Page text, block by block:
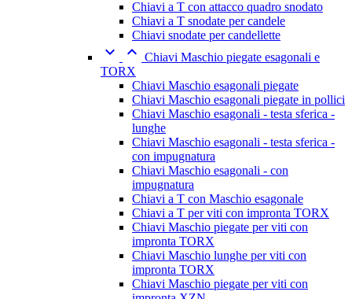
Chiavi a T con attacco quadro snodato
Chiavi a T snodate per candele
Chiavi snodate per candellette
  Chiavi Maschio piegate esagonali e
TORX
Chiavi Maschio esagonali piegate
Chiavi Maschio esagonali piegate in pollici
Chiavi Maschio esagonali - testa sferica -
lunghe
Chiavi Maschio esagonali - testa sferica -
con impugnatura
Chiavi Maschio esagonali - con
impugnatura
Chiavi a T con Maschio esagonale
Chiavi a T per viti con impronta TORX
Chiavi Maschio piegate per viti con
impronta TORX
Chiavi Maschio lunghe per viti con
impronta TORX
Chiavi Maschio piegate per viti con